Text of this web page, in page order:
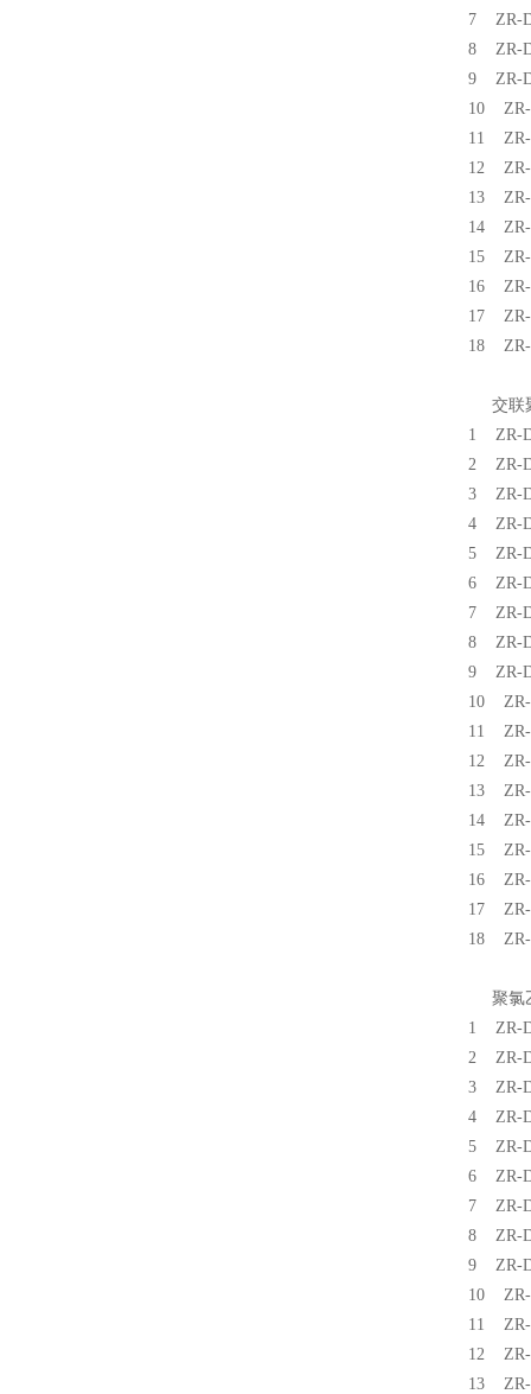
7 ZR-
8 ZR-
9 ZR-
10 ZR-
11 ZR-
12 ZR-
13 ZR-
14 ZR-
15 ZR-
16 ZR-
17 ZR-
18 ZR-
交联
1 ZR-
2 ZR-
3 ZR-
4 ZR-
5 ZR-
6 ZR-
7 ZR-
8 ZR-
9 ZR-
10 ZR-
11 ZR-
12 ZR-
13 ZR-
14 ZR-
15 ZR-
16 ZR-
17 ZR-
18 ZR-
聚氯
1 ZR-
2 ZR-
3 ZR-
4 ZR-
5 ZR-
6 ZR-
7 ZR-
8 ZR-
9 ZR-
10 ZR-
11 ZR-
12 ZR-
13 ZR-